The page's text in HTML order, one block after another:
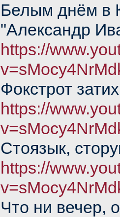
Белым днём в
"Александр
https://
Фокстрот
https://
Стоязык,
https://
Что ни вечер,